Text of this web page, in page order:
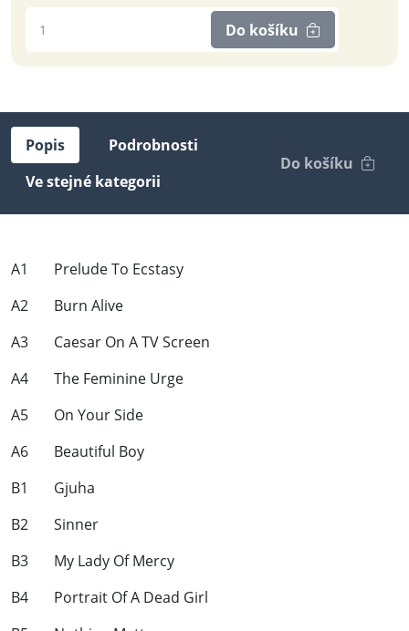
Do košíku
Popis
Podrobnosti
Ve stejné kategorii
Do košíku
A1 Prelude To Ecstasy
A2 Burn Alive
A3 Caesar On A TV Screen
A4 The Feminine Urge
A5 On Your Side
A6 Beautiful Boy
B1 Gjuha
B2 Sinner
B3 My Lady Of Mercy
B4 Portrait Of A Dead Girl